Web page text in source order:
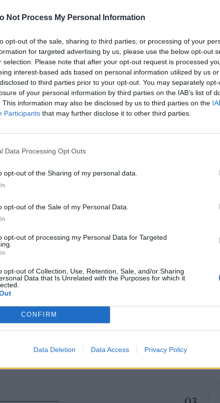
Not Process My Personal Information
opt-out of the sale, sharing to third parties, or processing of your
for targeted advertising by us, please use the below opt-out
selection. Please note that after your opt-out request is processed
interest-based ads based on personal information utilized by us
to third parties prior to your opt-out. You may separately
of your personal information by third parties on the IAB’s list of
This information may also be disclosed by us to third parties on the
Participants that may further disclose it to other third parties.
Data Processing Opt Outs
opt-out of the Sharing of my personal data.
opt-out of the Sale of my Personal Data.
opt-out of processing my Personal Data for Targeted
opt-out of Collection, Use, Retention, Sale, and/or Sharing
Data that Is Unrelated with the Purposes for which it
CONFIRM
Data Deletion Data Access Privacy Policy
την Tara στους ρυθμούς τουBangaranga
να βρεθούν τυχαία. Και εννοείται δεν έχασαν την
χαρίζοντάς μας ένα απίστευτο βίντεο όπου
συγχρονισμένα το κομμάτι αυτό.
κόσμος. Όταν το πεπρωμένο μιλάει, ακούς... και
Χθες, συναντήθηκα τυχαία με τον Novak ενώ
reel/DZr6EYyuA70/
γι' αυτή τη συνύπαρξη ήταν επικά με πολλούς
δύο «θρύλοι» συναντήθηκαν και άλλους να
για συναυλία στη Σερβία. Το σίγουρο είναι πως το
viral, αφού έχει φτάσει σχεδόν το